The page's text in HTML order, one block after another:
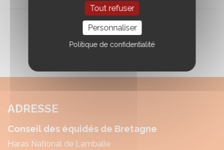
ADRESSE
Conseil des équidés de Bretagne
Haras National de Lamballe
Tout refuser
Personnaliser
Politique de confidentialité